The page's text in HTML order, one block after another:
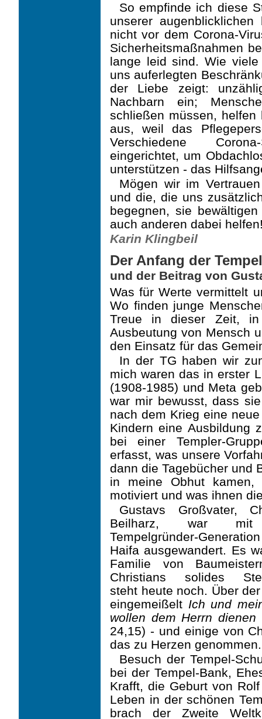
So empfinde ich diese
unserer
nicht vor dem Corona-
Sicherheitsmaßnahmen
lange leid sind. Wie
uns auferlegten
der Liebe zeigt:
Nachbarn ein;
schließen müssen,
aus, weil das
Verschiedene
eingerichtet, um
unterstützen - das
Mögen wir im
und die, die uns
begegnen, sie
auch anderen dabei
Karin Klingbeil
Der Anfang der
und der Beitrag von
Was für Werte vermittelt
Wo finden junge
Treue in dieser Zeit,
Ausbeutung von Mensch
den Einsatz für das
In der TG haben wir
mich waren das in erster
(1908-1985) und Meta
war mir bewusst, dass
nach dem Krieg eine
Kindern eine Ausbildung
bei einer Templer-
erfasst, was unsere
dann die Tagebücher und
in meine Obhut
motiviert und was ihnen
Gustavs Großvater,
Beilharz, war
Tempelgründer-
Haifa ausge­wandert. Es
Familie von
Christians solides
steht heute noch. Über
eingemeißelt Ich und
wollen dem Herrn dienen
24,15) - und einige von
das zu Herzen
Besuch der Tempel-
bei der Tempel-Bank,
Krafft, die Geburt von
Leben in der schönen
brach der Zweite